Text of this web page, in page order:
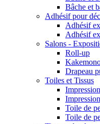
Bâche et
Adhésif pour
Adhésif
Adhésif
Salons -
Roll-up
Drapeau
Toiles et Tissus
Toile de
Toile de